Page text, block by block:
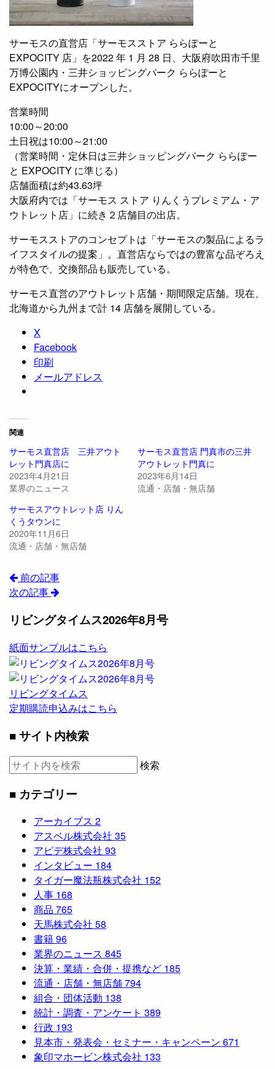
サーモスの直営店「サーモスストア ららぽーと
EXPOCITY 店」を2022 年 1 月 28 日、大阪府吹田市千里
万博公園内・三井ショッピングパーク ららぽーと
EXPOCITYにオープンした。
営業時間
10:00～20:00
土日祝は10:00～21:00
（営業時間・定休日は三井ショッピングパーク ららぽー
と EXPOCITY に準じる）
店舗面積は約43.63坪
大阪府内では「サーモス ストア りんくうプレミアム・ア
ウトレット店」に続き２店舗目の出店。
サーモスストアのコンセプトは「サーモスの製品によるラ
イフスタイルの提案」。直営店ならではの豊富な品ぞろえ
が特色で、交換部品も販売している。
サーモス直営のアウトレット店舗・期間限定店舗。現在、
北海道から九州まで計 14 店舗を展開している。
X
Facebook
印刷
メールアドレス
関連
サーモス直営店 三井アウト
レット門真店に
2023年4月21日
業界のニュース
サーモス直営店 門真市の三井
アウトレット門真に
2023年6月14日
流通・店舗・無店舗
サーモスアウトレット店 りん
くうタウンに
2020年11月6日
流通・店舗・無店舗
前の記事
次の記事
リビングタイムス2026年8月号
紙面サンプルはこちら
リビングタイムス
定期購読申込みはこちら
■ サイト内検索
検索
■ カテゴリー
アーカイブス 2
アスベル株式会社 35
アピデ株式会社 93
インタビュー 184
タイガー魔法瓶株式会社 152
人事 168
商品 765
天馬株式会社 58
書籍96
業界のニュース 845
決算・業績・合併・提携など 185
流通・店舗・無店舗794
組合・団体活動 138
統計・調査・アンケート 389
行政 193
見本市・発表会・セミナー・キャンペーン 671
象印マホービン株式会社 133